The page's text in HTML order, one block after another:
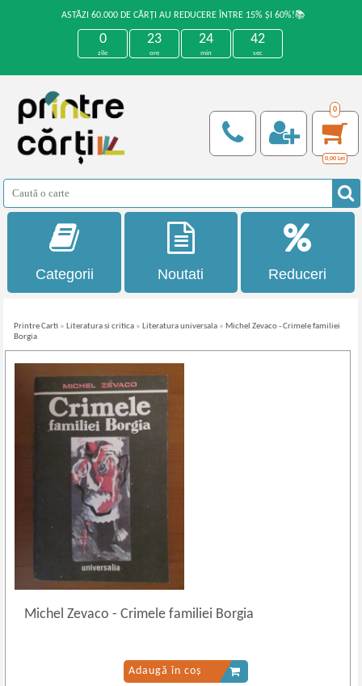
ASTĂZI 60.000 DE CĂRȚI AU REDUCERE ÎNTRE 15% ȘI 60%!📚
0
zile
23
ore
24
min
42
sec
0
0,00 Lei
Categorii Noutati Reduceri
Printre Carti » Literatura si critica » Literatura universala » Michel Zevaco - Crimele familiei
Borgia
Michel Zevaco- Crimele familiei Borgia
Adaugă în coș